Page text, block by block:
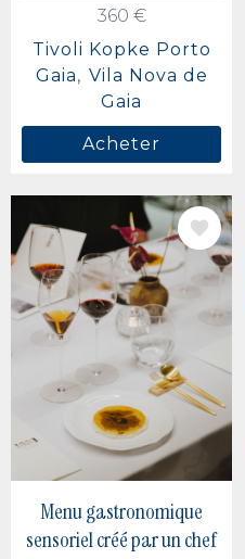
360 €
Tivoli Kopke Porto
Gaia
Vila Nova de
Gaia
Acheter
IMAGE
Menu gastronomique
sensoriel créé par un chef